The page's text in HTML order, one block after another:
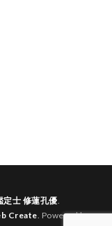
定士 修蓮孔優
Create . Powered by